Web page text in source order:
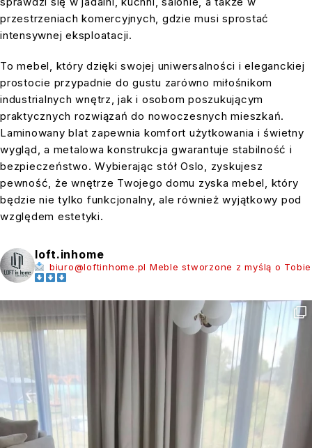
przestrzeniach komercyjnych, gdzie musi sprostać
intensywnej eksploatacji.
To mebel, który dzięki swojej uniwersalności i eleganckiej
prostocie przypadnie do gustu zarówno miłośnikom
industrialnych wnętrz, jak i osobom poszukującym
praktycznych rozwiązań do nowoczesnych mieszkań.
Laminowany blat zapewnia komfort użytkowania i świetny
wygląd, a metalowa konstrukcja gwarantuje stabilność i
bezpieczeństwo. Wybierając stół Oslo, zyskujesz
pewność, że wnętrze Twojego domu zyska mebel, który
będzie nie tylko funkcjonalny, ale również wyjątkowy pod
względem estetyki.
loft.inhome
biuro@loftinhome.pl Meble stworzone z myślą o Tobie